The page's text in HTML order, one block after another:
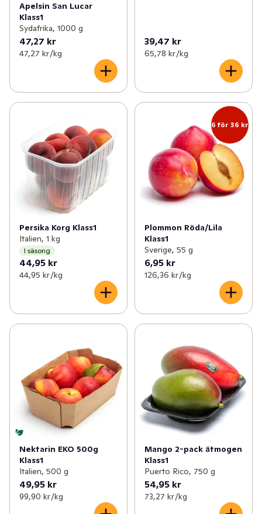
Apelsin San Lucar
Klass1
Sydafrika, 1000 g
47,27 kr
47,27 kr /kg
39,47 kr
65,78 kr /kg
Persika Korg Klass1
Italien, 1 kg
I säsong
44,95 kr
44,95 kr /kg
6 för 36 kr
Plommon Röda/Lila
Klass1
Sverige, 55 g
6,95 kr
126,36 kr /kg
Nektarin EKO 500g
Klass1
Italien, 500 g
49,95 kr
99,90 kr /kg
Mango 2-pack ätmogen
Klass1
Puerto Rico, 750 g
54,95 kr
73,27 kr /kg